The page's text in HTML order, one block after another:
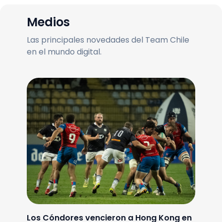
Medios
Las principales novedades del Team Chile
en el mundo digital.
Los Cóndores vencieron a Hong Kong en